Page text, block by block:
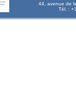
44, avenue de
Tél. :